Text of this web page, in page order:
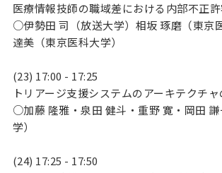
医療情報技師の職域差における内部不正
○伊勢田 司（放送大学）相坂 琢磨（東京
達美（東京医科大学）
(23) 17:00 - 17:25
トリアージ支援システムのアーキテクチ
○加藤 隆雅・泉田 健斗・重野 寛・岡田
学）
(24) 17:25 - 17:50